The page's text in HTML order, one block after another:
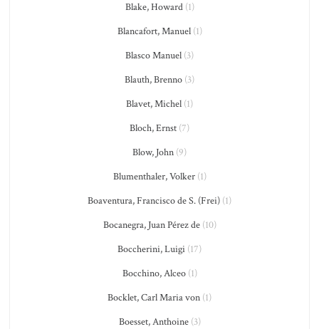
Blake, Howard(1)
Blancafort, Manuel(1)
Blasco Manuel (3)
Blauth, Brenno (3)
Blavet, Michel (1)
Bloch, Ernst (7)
Blow, John (9)
Blumenthaler, Volker(1)
Boaventura, Francisco de S. (Frei) (1)
Bocanegra, Juan Pérez de(10)
Boccherini, Luigi (17)
Bocchino, Alceo(1)
Bocklet, Carl Maria von (1)
Boesset, Anthoine(3)